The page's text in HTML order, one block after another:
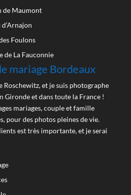
de Maumont
Foulons
de La Fauconnie
mariage Bordeaux
Roschewitz, et je suis photographe
Gironde et dans toute la France !
mariages, couple et famille
pour des photos pleines de vie.
est très importante, et je serai